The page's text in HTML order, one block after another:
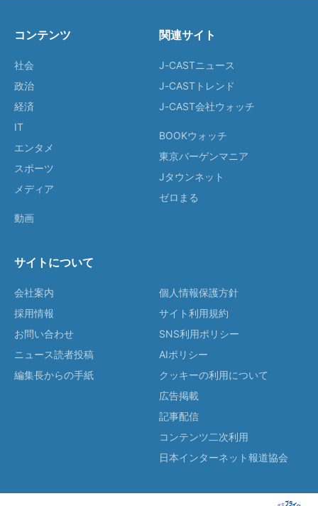
コンテンツ
社会
政治
経済
IT
エンタメ
スポーツ
メディア
動画
関連サイト
J-CASTニュース
J-CASTトレンド
J-CAST会社ウォッチ
BOOKウォッチ
東京バーゲンマニア
Jタウンネット
ゼロまる
サイトについて
会社案内
採用情報
お問い合わせ
ニュース読者投稿
編集長からの手紙
個人情報保護方針
サイト利用規約
SNS利用ポリシー
AIポリシー
クッキーの利用について
広告掲載
記事配信
コンテンツ二次利用
日本インターネット報道協会